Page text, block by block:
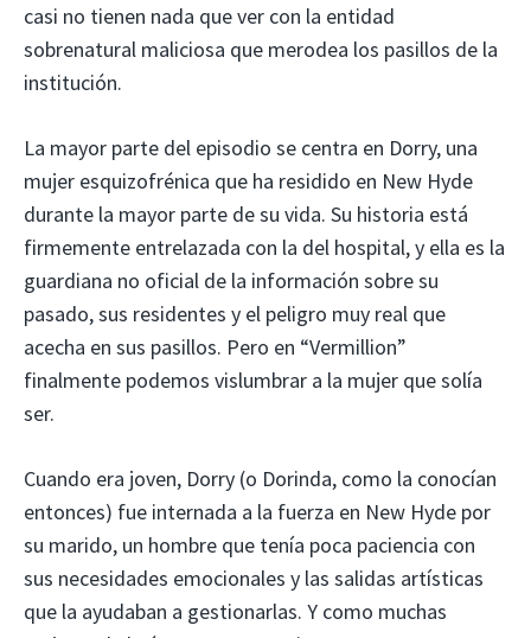
casi no tienen nada que ver con la entidad
sobrenatural maliciosa que merodea los pasillos de la
institución.
La mayor parte del episodio se centra en Dorry, una
mujer esquizofrénica que ha residido en New Hyde
durante la mayor parte de su vida. Su historia está
firmemente entrelazada con la del hospital, y ella es la
guardiana no oficial de la información sobre su
pasado, sus residentes y el peligro muy real que
acecha en sus pasillos. Pero en “Vermillion”
finalmente podemos vislumbrar a la mujer que solía
ser.
Cuando era joven, Dorry (o Dorinda, como la conocían
entonces) fue internada a la fuerza en New Hyde por
su marido, un hombre que tenía poca paciencia con
sus necesidades emocionales y las salidas artísticas
que la ayudaban a gestionarlas. Y como muchas